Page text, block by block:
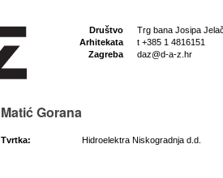
Društvo
Arhitekata
Zagreba
Trg bana Josipa
t +385 1 4816151
daz@d-a-z.hr
Matić Gorana
Tvrtka: Hidroelektra Niskogradnja d.d.